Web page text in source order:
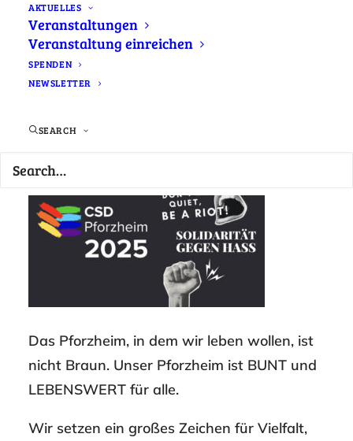
AKTUELLES
Veranstaltungen
Veranstaltung einreichen
SPENDEN
NEWSLETTER
SEARCH
12:00 - 15:00
Venue:
Marktplatz
Standort:
Pforzheim.
Veranstaltungen
Das Pforzheim, in dem wir leben wollen, ist
nicht Braun. Unser Pforzheim ist BUNT und
LEBENSWERT für alle.
Wir setzen ein großes Zeichen für Vielfalt,